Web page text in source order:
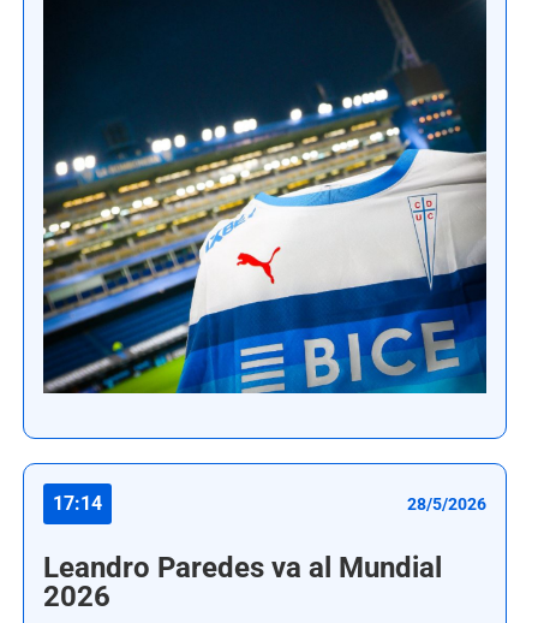
17:14 28/5/2026
Leandro Paredes va al Mundial
2026